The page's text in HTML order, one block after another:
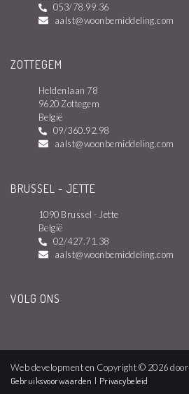
053/78.99.36
aalst@woonbemiddeling.com
ZOTTEGEM
Heldenlaan 78
9620 Zottegem
België
09/360.92.98
aalst@woonbemiddeling.com
BRUSSEL - JETTE
1090 Brussel - Jette
België
02/427.71.38
aalst@woonbemiddeling.com
VOLG ONS
Web development en Copyright © 2026 door
Gebruiksvoorwaarden | Privacybeleid